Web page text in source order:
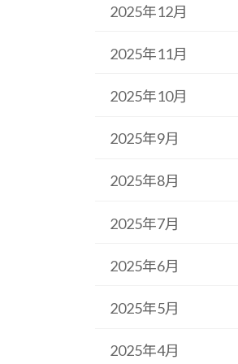
2025年12月
2025年11月
2025年10月
2025年9月
2025年8月
2025年7月
2025年6月
2025年5月
2025年4月